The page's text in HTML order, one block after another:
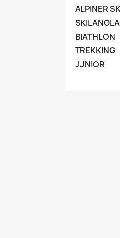
ALPINER
BIATHLON
TREKKING
JUNIOR